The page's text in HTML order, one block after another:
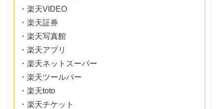
・楽天VIDEO
・楽天証券
・楽天写真館
・楽天アプリ
・楽天ネットスーパー
・楽天ツールバー
・楽天toto
・楽天チケット